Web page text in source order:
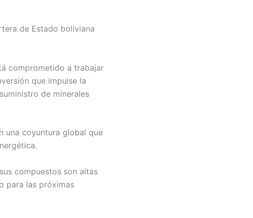
de Estado boliviana
comprometido a trabajar
que impulse la
de minerales
una coyuntura global que
compuestos son altas
para las próximas